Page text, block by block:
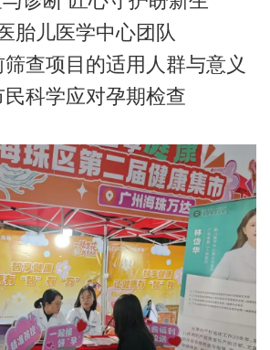
胎儿医学中心团队
查项目的适用人群与意义
民科学应对孕期检查